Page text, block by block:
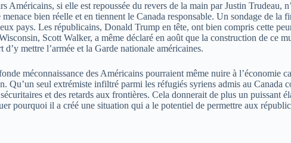
Américains, si elle est repoussée du revers de la main par Justin Trudeau,
bien réelle et en tiennent le Canada responsable. Un sondage de
pays. Les républicains, Donald Trump en tête, ont bien compris cette
Scott Walker, a même déclaré en août que la construction de ce
mettre l’armée et la Garde nationale américaines.
méconnaissance des Américains pourraient même nuire à l’économie
seul extrémiste infiltré parmi les réfugiés syriens admis au Canada
et des retards aux frontières. Cela donnerait de plus un puissant
pourquoi il a créé une situation qui a le potentiel de permettre aux